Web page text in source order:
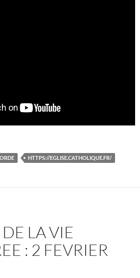
HTTPS://EGLISE.CATHOLIQUE.FR/
LA VIE
: 2 FEVRIER